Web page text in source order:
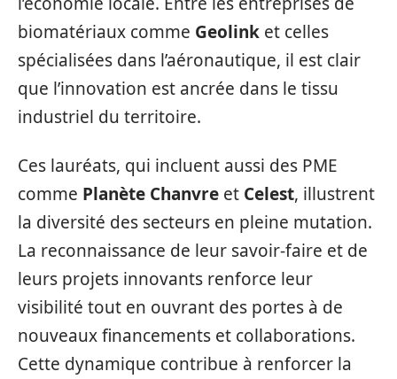
biomatériaux comme Geolink et celles
spécialisées dans l’aéronautique, il est clair
que l’innovation est ancrée dans le tissu
industriel du territoire.
Ces lauréats, qui incluent aussi des PME
comme Planète Chanvre et Celest, illustrent
la diversité des secteurs en pleine mutation.
La reconnaissance de leur savoir-faire et de
leurs projets innovants renforce leur
visibilité tout en ouvrant des portes à de
nouveaux financements et collaborations.
Cette dynamique contribue à renforcer la